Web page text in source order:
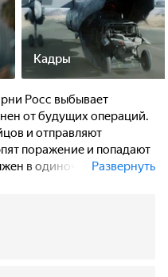
Кадры
Росс выбывает
от будущих операций.
и отправляют
поражение и попадают
в одиночку
Развернуть